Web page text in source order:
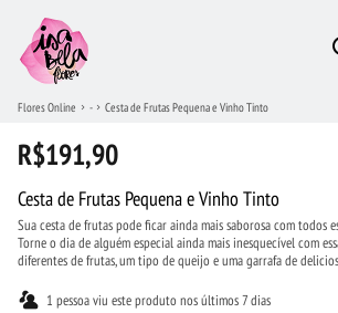
Flores Online - Cesta de Frutas Pequena e Vinho Tinto
R$191,90
Cesta de Frutas Pequena e Vinho Tinto
Sua cesta de frutas pode ficar ainda mais saborosa com todos
Torne o dia de alguém especial ainda mais inesquecível com
diferentes de frutas, um tipo de queijo e uma garrafa de
1 pessoa viu este produto nos últimos 7 dias